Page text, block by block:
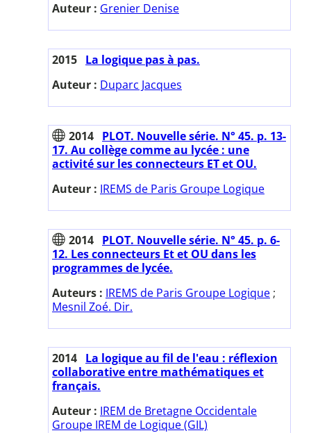
Auteur : Grenier Denise
2015 La logique pas à pas.
Auteur : Duparc Jacques
2014 PLOT. Nouvelle série. N° 45. p. 13-
17. Au collège comme au lycée : une
activité sur les connecteurs ET et OU.
Auteur : IREMS de Paris Groupe Logique
2014 PLOT. Nouvelle série. N° 45. p. 6-
12. Les connecteurs Et et OU dans les
programmes de lycée.
Auteurs : IREMS de Paris Groupe Logique ;
Mesnil Zoé. Dir.
2014 La logique au fil de l'eau : réflexion
collaborative entre mathématiques et
français.
Auteur : IREM de Bretagne Occidentale
Groupe IREM de Logique (GIL)